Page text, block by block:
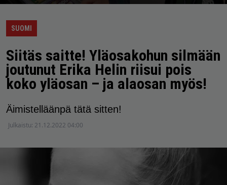
SUOMI
Siitäs saitte! Yläosakohun silmään
joutunut Erika Helin riisui pois
koko yläosan – ja alaosan myös!
Äimistelläänpä tätä sitten!
Julkaistu: 21.12.2022 04:00